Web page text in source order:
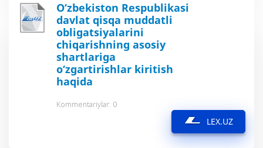
O‘zbekiston Respublikasi
davlat qisqa muddatli
obligatsiyalarini
chiqarishning asosiy
shartlariga
o‘zgartirishlar kiritish
haqida
Kommentariylar: 0
LEX.UZ